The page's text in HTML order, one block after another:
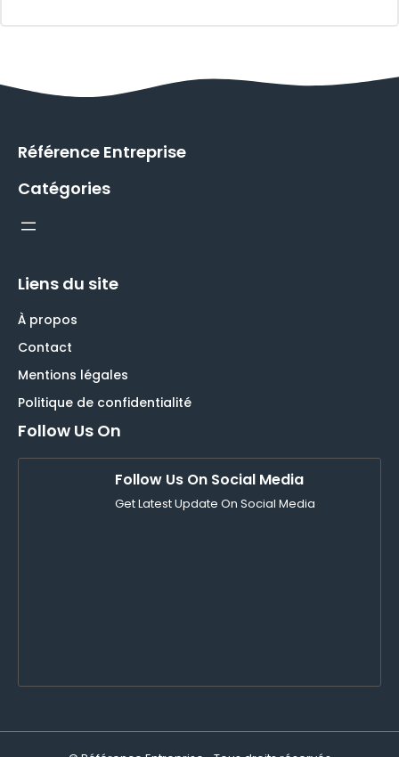
Référence Entreprise
Catégories
Liens du site
À propos
Contact
Mentions légales
Politique de confidentialité
Follow Us On
Follow Us On Social Media
Get Latest Update On Social Media